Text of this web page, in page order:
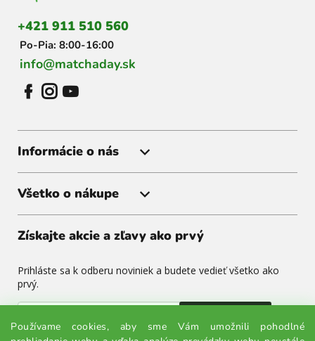
Používame cookies, aby sme Vám umožnili pohodlné
+421 911 510 560
Po-Pia: 8:00-16:00
info@matchaday.sk
Informácie o nás
Všetko o nákupe
Získajte akcie a zľavy ako prvý
Prihláste sa k odberu noviniek a budete vedieť všetko ako
prvý.